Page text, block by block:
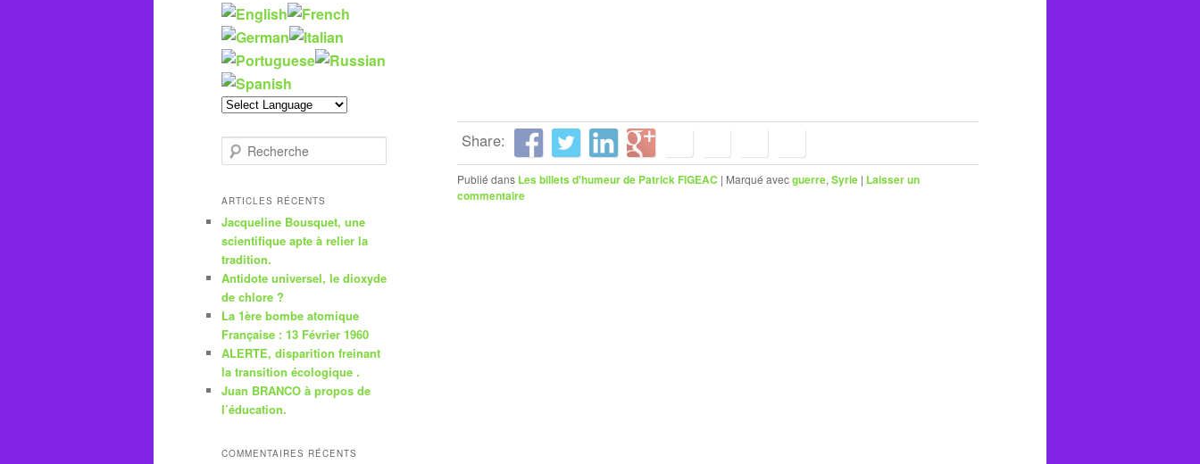
Share:
Publié dans Les billets d'humeur de Patrick FIGEAC | Marqué avecguerre, Syrie | Laisser un
commentaire
e
h
r
c
h
e
ARTICLES RÉCENTS
Jacqueline Bousquet, une
scientifique apte à relier la
tradition.
Antidote universel, le dioxyde
de chlore ?
La 1ère bombe atomique
Française : 13 Février 1960
ALERTE, disparition freinant
la transition écologique .
Juan BRANCO à propos de
l’éducation.
COMMENTAIRES RÉCENTS